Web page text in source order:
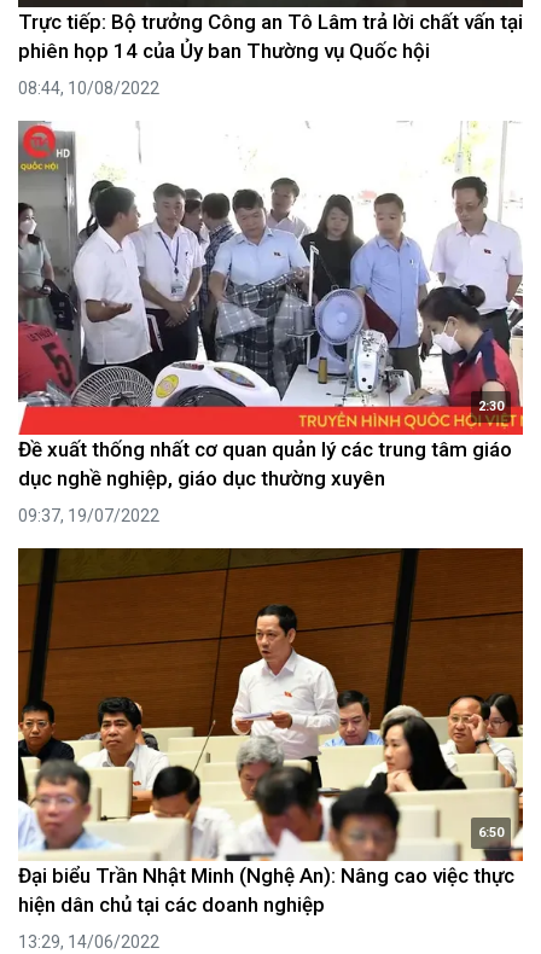
Trực tiếp: Bộ trưởng Công an Tô Lâm trả lời chất vấn tại
phiên họp 14 của Ủy ban Thường vụ Quốc hội
08:44, 10/08/2022
2:30
Đề xuất thống nhất cơ quan quản lý các trung tâm giáo
dục nghề nghiệp, giáo dục thường xuyên
09:37, 19/07/2022
6:50
Đại biểu Trần Nhật Minh (Nghệ An): Nâng cao việc thực
hiện dân chủ tại các doanh nghiệp
13:29, 14/06/2022